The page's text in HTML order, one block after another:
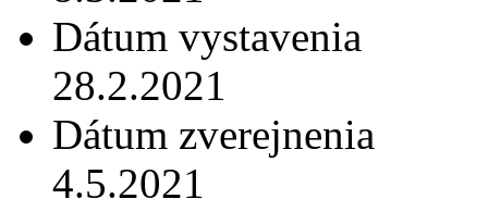
Dátum vystavenia
28.2.2021
Dátum zverejnenia
4.5.2021